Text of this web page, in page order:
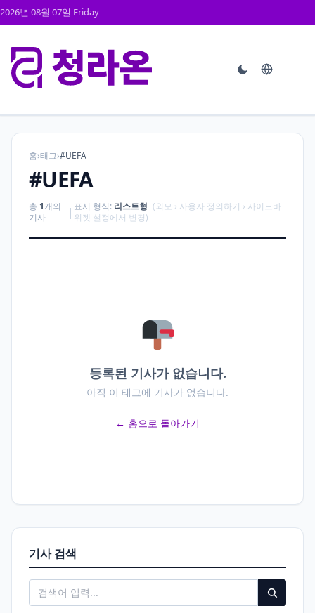
2026년 08월 07일 Friday
홈›태그›#UEFA
#UEFA
총 1개의
기사
| 표시 형식: 리스트형 (외모 › 사용자 정의하기 › 사이드바
위젯 설정에서 변경)
등록된 기사가 없습니다.
아직 이 태그에 기사가 없습니다.
← 홈으로 돌아가기
기사 검색